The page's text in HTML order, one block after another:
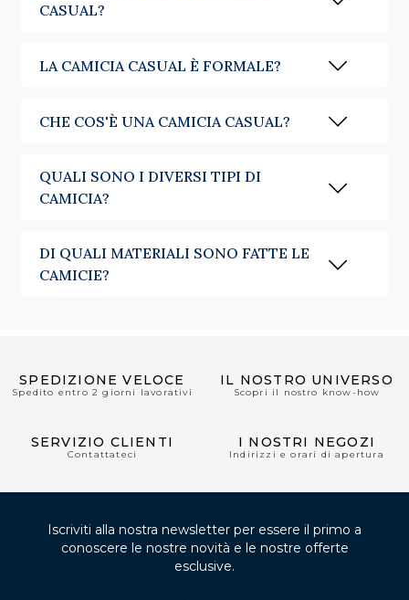
CASUAL?
LA CAMICIA CASUAL È FORMALE?
CHE COS'È UNA CAMICIA CASUAL?
QUALI SONO I DIVERSI TIPI DI
CAMICIA?
DI QUALI MATERIALI SONO FATTE LE
CAMICIE?
SPEDIZIONE VELOCE
Spedito entro 2 giorni lavorativi
IL NOSTRO UNIVERSO
Scopri il nostro know-how
SERVIZIO CLIENTI
Contattateci
I NOSTRI NEGOZI
Indirizzi e orari di apertura
Iscriviti alla nostra newsletter per essere il primo a
conoscere le nostre novità e le nostre offerte
esclusive.